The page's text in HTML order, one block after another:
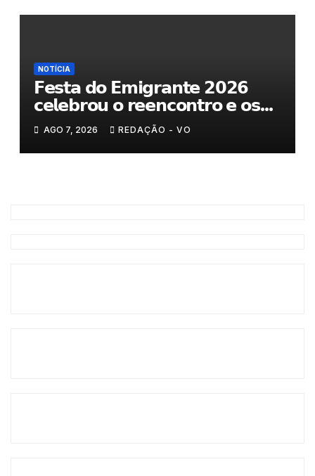
NOTÍCIA
𝗙𝗲𝘀𝘁𝗮 𝗱𝗼 𝗘𝗺𝗶𝗴𝗿𝗮𝗻𝘁𝗲 𝟮𝟬𝟮𝟲
𝗰𝗲𝗹𝗲𝗯𝗿𝗼𝘂 𝗼 𝗿𝗲𝗲𝗻𝗰𝗼𝗻𝘁𝗿𝗼 𝗲 𝗼𝘀
𝗹𝗮𝗰̧𝗼𝘀 𝗾𝘂𝗲 𝘂𝗻𝗲𝗺 𝗠𝘂𝗿𝗰̧𝗮
AGO 7, 2026 REDAÇÃO - VO